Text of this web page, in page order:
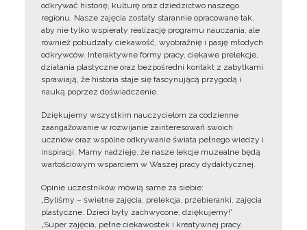
odkrywać historię, kulturę oraz dziedzictwo naszego
regionu. Nasze zajęcia zostały starannie opracowane tak,
aby nie tylko wspierały realizację programu nauczania, ale
również pobudzały ciekawość, wyobraźnię i pasję młodych
odkrywców. Interaktywne formy pracy, ciekawe prelekcje,
działania plastyczne oraz bezpośredni kontakt z zabytkami
sprawiają, że historia staje się fascynującą przygodą i
nauką poprzez doświadczenie.
Dziękujemy wszystkim nauczycielom za codzienne
zaangażowanie w rozwijanie zainteresowań swoich
uczniów oraz wspólne odkrywanie świata pełnego wiedzy i
inspiracji. Mamy nadzieję, że nasze lekcje muzealne będą
wartościowym wsparciem w Waszej pracy dydaktycznej.
Opinie uczestników mówią same za siebie:
„Byliśmy – świetne zajęcia, prelekcja, przebieranki, zajęcia
plastyczne. Dzieci były zachwycone, dziękujemy!”
„Super zajęcia, pełne ciekawostek i kreatywnej pracy.